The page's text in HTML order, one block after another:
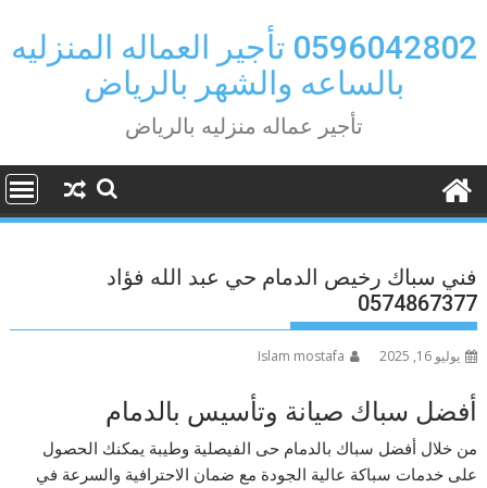
to
content
0596042802 تأجير العماله المنزليه
بالساعه والشهر بالرياض
تأجير عماله منزليه بالرياض
فني سباك رخيص الدمام حي عبد الله فؤاد
0574867377
يوليو 16, 2025 Islam mostafa
أفضل سباك صيانة وتأسيس بالدمام
من خلال أفضل سباك بالدمام حى الفيصلية وطيبة يمكنك الحصول
على خدمات سباكة عالية الجودة مع ضمان الاحترافية والسرعة في